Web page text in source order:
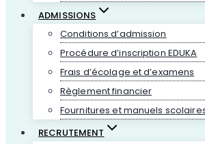
ADMISSIONS
Conditions d’admission
Procédure d’inscription EDUKA
Frais d’écolage et d’examens
Règlement financier
Fournitures et manuels
RECRUTEMENT